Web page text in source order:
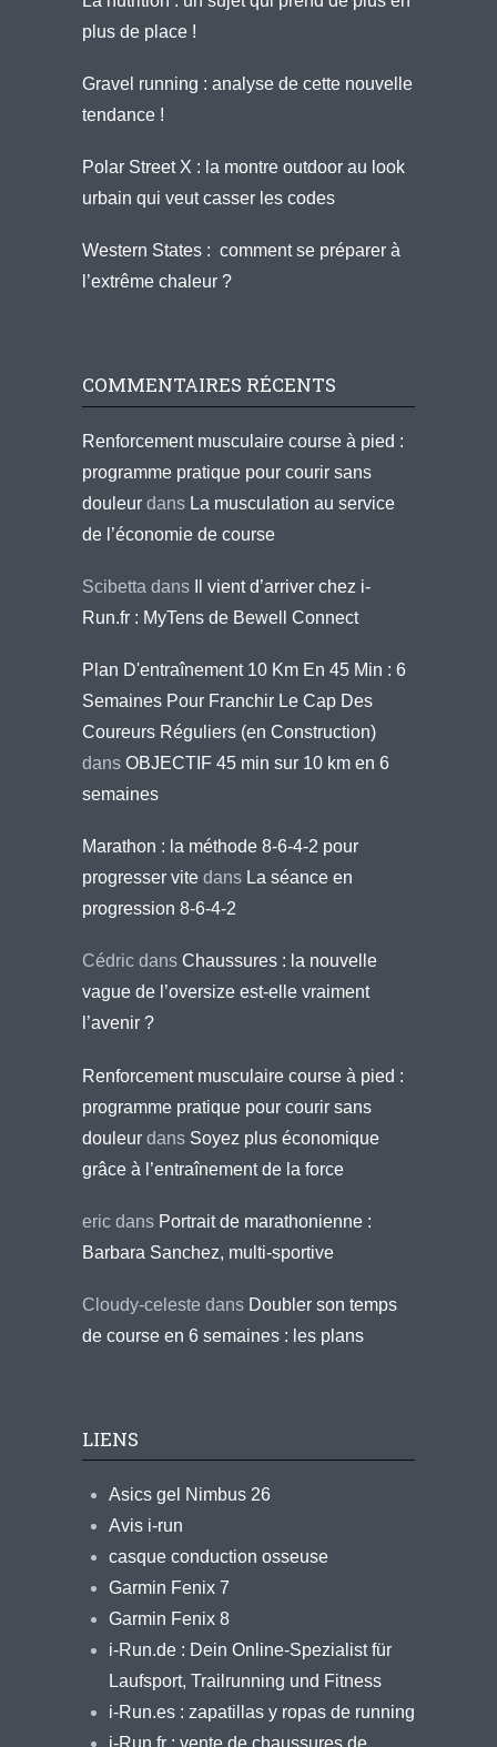
plus de place !
Gravel running : analyse de cette nouvelle
tendance !
Polar Street X : la montre outdoor au look
urbain qui veut casser les codes
Western States : comment se préparer à
l’extrême chaleur ?
COMMENTAIRES RÉCENTS
Renforcement musculaire course à pied :
programme pratique pour courir sans
douleur dans La musculation au service
de l’économie de course
Scibetta dans
Il vient d’arriver chez i-
Run.fr : MyTens de Bewell Connect
Plan D'entraînement 10 Km En 45 Min : 6
Semaines Pour Franchir Le Cap Des
Coureurs Réguliers (en Construction)
dans OBJECTIF 45 min sur 10 km en 6
semaines
Marathon : la méthode 8-6-4-2 pour
progresser vite dans La séance en
progression 8-6-4-2
Cédric dans Chaussures : la nouvelle
vague de l’oversize est-elle vraiment
l’avenir ?
Renforcement musculaire course à pied :
programme pratique pour courir sans
douleur dans Soyez plus économique
grâce à l’entraînement de la force
eric dans Portrait de marathonienne :
Barbara Sanchez, multi-sportive
Cloudy-celeste dans Doubler son temps
de course en 6 semaines : les plans
LIENS
Asics gel Nimbus 26
Avis i-run
casque conduction osseuse
Garmin Fenix 7
Garmin Fenix 8
i-Run.de : Dein Online-Spezialist für
Laufsport, Trailrunning und Fitness
i-Run.es : zapatillas y ropas de running
i-Run.fr : vente de chaussures de